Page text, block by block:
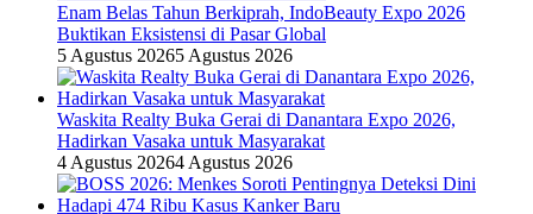
Enam Belas Tahun Berkiprah, IndoBeauty Expo 2026
Buktikan Eksistensi di Pasar Global
5 Agustus 20265 Agustus 2026
Waskita Realty Buka Gerai di Danantara Expo 2026,
Hadirkan Vasaka untuk Masyarakat
4 Agustus 20264 Agustus 2026